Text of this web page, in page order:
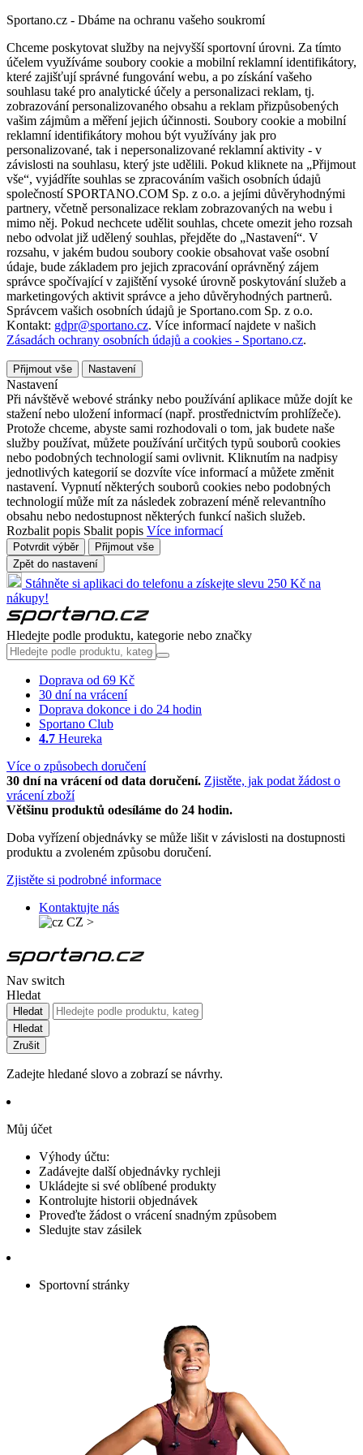
Sportano.cz - Dbáme na ochranu vašeho soukromí
Chceme poskytovat služby na nejvyšší sportovní úrovni. Za tímto
účelem využíváme soubory cookie a mobilní reklamní identifikátory,
které zajišťují správné fungování webu, a po získání vašeho
souhlasu také pro analytické účely a personalizaci reklam, tj.
zobrazování personalizovaného obsahu a reklam přizpůsobených
vašim zájmům a měření jejich účinnosti. Soubory cookie a mobilní
reklamní identifikátory mohou být využívány jak pro
personalizované, tak i nepersonalizované reklamní aktivity - v
závislosti na souhlasu, který jste udělili. Pokud kliknete na „Přijmout
vše“, vyjádříte souhlas se zpracováním vašich osobních údajů
společností SPORTANO.COM Sp. z o.o. a jejími důvěryhodnými
partnery, včetně personalizace reklam zobrazovaných na webu i
mimo něj. Pokud nechcete udělit souhlas, chcete omezit jeho rozsah
nebo odvolat již udělený souhlas, přejděte do „Nastavení“. V
rozsahu, v jakém budou soubory cookie obsahovat vaše osobní
údaje, bude základem pro jejich zpracování oprávněný zájem
správce spočívající v zajištění vysoké úrovně poskytování služeb a
marketingových aktivit správce a jeho důvěryhodných partnerů.
Správcem vašich osobních údajů je Sportano.com Sp. z o.o.
Kontakt: gdpr@sportano.cz. Více informací najdete v našich
Zásadách ochrany osobních údajů a cookies - Sportano.cz.
Přijmout vše Nastavení
Nastavení
Při návštěvě webové stránky nebo používání aplikace může dojít ke
stažení nebo uložení informací (např. prostřednictvím prohlížeče).
Protože chceme, abyste sami rozhodovali o tom, jak budete naše
služby používat, můžete používání určitých typů souborů cookies
nebo podobných technologií sami ovlivnit. Kliknutím na nadpisy
jednotlivých kategorií se dozvíte více informací a můžete změnit
nastavení. Vypnutí některých souborů cookies nebo podobných
technologií může mít za následek zobrazení méně relevantního
obsahu nebo nedostupnost některých funkcí našich služeb.
Rozbalit popis Sbalit popis Více informací
Potvrdit výběr
Přijmout vše
Zpět do nastavení
Stáhněte si aplikaci do telefonu a získejte slevu 250 Kč na
nákupy!
Hledejte podle produktu, kategorie nebo značky
Doprava od 69 Kč
30 dní na vrácení
Doprava dokonce i do 24 hodin
Sportano Club
4.7 Heureka
Více o způsobech doručení
30 dní na vrácení od data doručení. Zjistěte, jak podat žádost o
vrácení zboží
Většinu produktů odesíláme do 24 hodin.
Doba vyřízení objednávky se může lišit v závislosti na dostupnosti
produktu a zvoleném způsobu doručení.
Zjistěte si podrobné informace
Kontaktujte nás
CZ >
Nav switch
Hledat
Hledat
Hledat
Zrušit
Zadejte hledané slovo a zobrazí se návrhy.
Můj účet
Výhody účtu:
Zadávejte další objednávky rychleji
Ukládejte si své oblíbené produkty
Kontrolujte historii objednávek
Proveďte žádost o vrácení snadným způsobem
Sledujte stav zásilek
Sportovní stránky